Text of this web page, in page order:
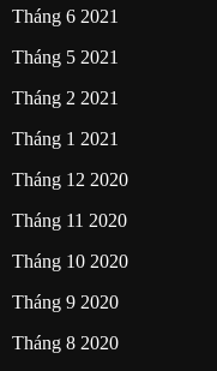
Tháng 6 2021
Tháng 5 2021
Tháng 2 2021
Tháng 1 2021
Tháng 12 2020
Tháng 11 2020
Tháng 10 2020
Tháng 9 2020
Tháng 8 2020